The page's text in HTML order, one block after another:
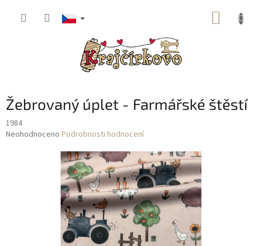
Žebrovaný úplet - Farmářské štěstí
1984
Průměrné
Neohodnoceno Podrobnosti hodnocení